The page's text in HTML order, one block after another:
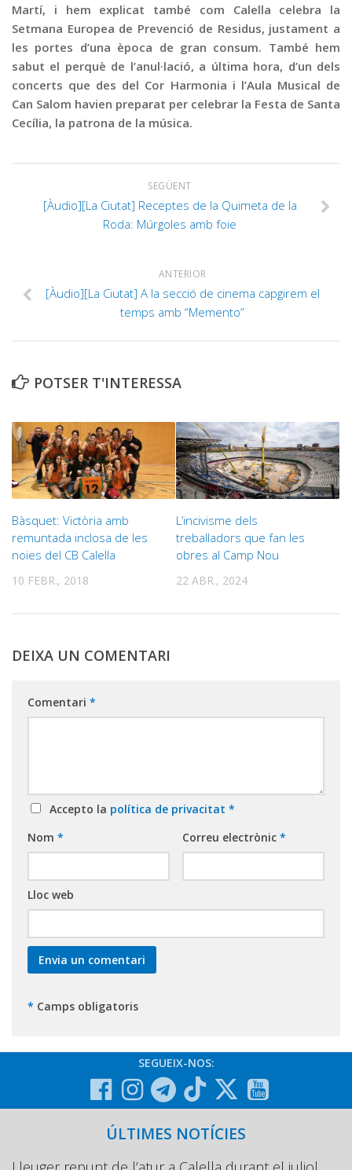
Martí, i hem explicat també com Calella celebra la
Setmana Europea de Prevenció de Residus, justament a
les portes d’una època de gran consum. També hem
sabut el perquè de l’anul·lació, a última hora, d’un dels
concerts que des del Cor Harmonia i l’Aula Musical de
Can Salom havien preparat per celebrar la Festa de Santa
Cecília, la patrona de la música.
SEGÜENT
[Àudio][La Ciutat] Receptes de la Quimeta de la
Roda: Múrgoles amb foie
ANTERIOR
[Àudio][La Ciutat] A la secció de cinema capgirem el
temps amb “Memento”
POTSER T'INTERESSA
Bàsquet: Victòria amb
remuntada inclosa de les
noies del CB Calella
10 FEBR., 2018
L’incivisme dels
treballadors que fan les
obres al Camp Nou
22 ABR., 2024
DEIXA UN COMENTARI
Comentari *
Accepto la política de privacitat *
Nom * Correu electrònic *
Lloc web
* Camps obligatoris
SEGUEIX-NOS:
ÚLTIMES NOTÍCIES